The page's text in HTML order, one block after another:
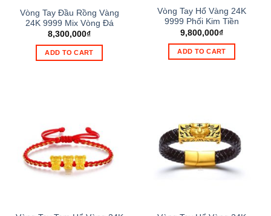
Vòng Tay Đầu Rồng Vàng
24K 9999 Mix Vòng Đá
8,300,000₫
ADD TO CART
Vòng Tay Hổ Vàng 24K
9999 Phối Kim Tiền
9,800,000₫
ADD TO CART